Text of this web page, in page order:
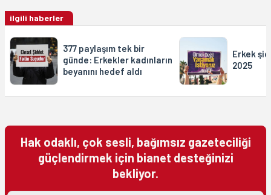
ilgili haberler
377 paylaşım tek bir
günde: Erkekler kadınların
beyanını hedef aldı
Erkek
2025
Hak odaklı, çok sesli, bağımsız gazeteciliği
güçlendirmek için bianet desteğinizi
bekliyor.